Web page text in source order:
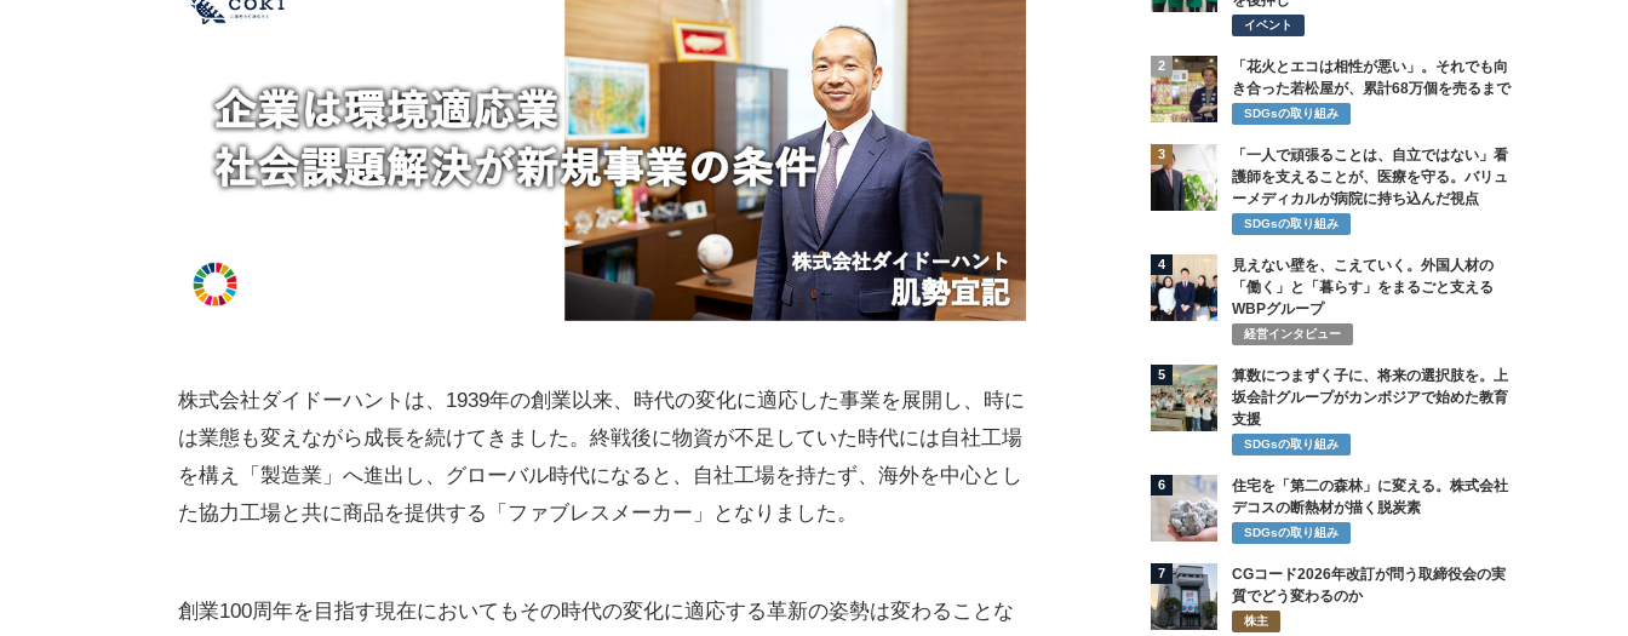
株式会社ダイドーハントは、1939年の創業以来、時代の変化に適応した事業を展開し、時に
は業態も変えながら成長を続けてきました。終戦後に物資が不足していた時代には自社工場
を構え「製造業」へ進出し、グローバル時代になると、自社工場を持たず、海外を中心とし
た協力工場と共に商品を提供する「ファブレスメーカー」となりました。
創業100周年を目指す現在においてもその時代の変化に適応する革新の姿勢は変わることな
イベント
2
「花火とエコは相性が悪い」。それでも向
き合った若松屋が、累計68万個を売るまで
SDGsの取り組み
3
「一人で頑張ることは、自立ではない」看
護師を支えることが、医療を守る。バリュ
ーメディカルが病院に持ち込んだ視点
SDGsの取り組み
4
見えない壁を、こえていく。外国人材の
「働く」と「暮らす」をまるごと支える
WBPグループ
経営インタビュー
5
算数につまずく子に、将来の選択肢を。上
坂会計グループがカンボジアで始めた教育
支援
SDGsの取り組み
6
住宅を「第二の森林」に変える。株式会社
デコスの断熱材が描く脱炭素
SDGsの取り組み
7
CGコード2026年改訂が問う取締役会の実
質でどう変わるのか
株主